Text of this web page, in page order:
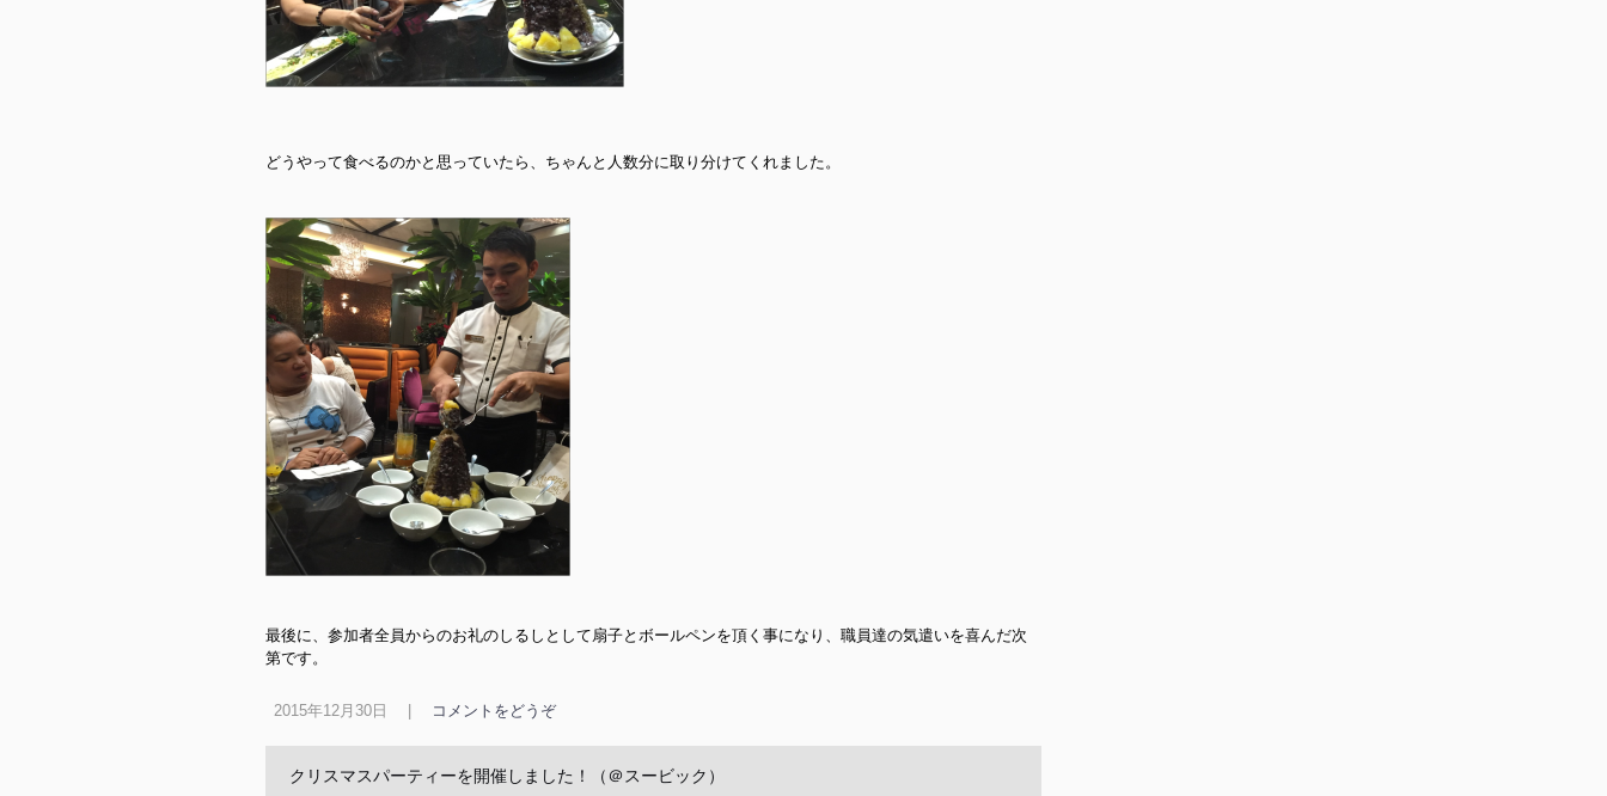
どうやって食べるのかと思っていたら、ちゃんと人数分に取り分けてくれました。
最後に、参加者全員からのお礼のしるしとして扇子とボールペンを頂く事になり、職員達の気遣いを喜んだ次
第です。
2015年12月30日 コメントをどうぞ
クリスマスパーティーを開催しました！（＠スービック）